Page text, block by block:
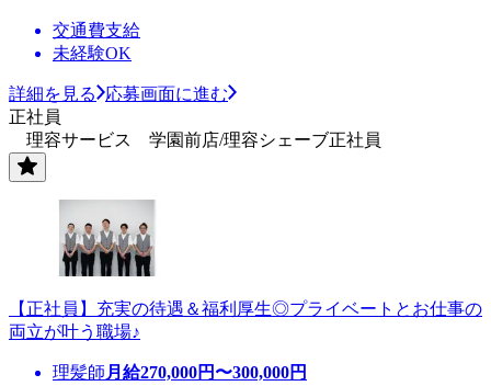
交通費支給
未経験OK
詳細を見る
応募画面に進む
正社員
理容サービス 学園前店/理容シェーブ正社員
【正社員】充実の待遇＆福利厚生◎プライベートとお仕事の
両立が叶う職場♪
理髪師 月給270,000円〜300,000円